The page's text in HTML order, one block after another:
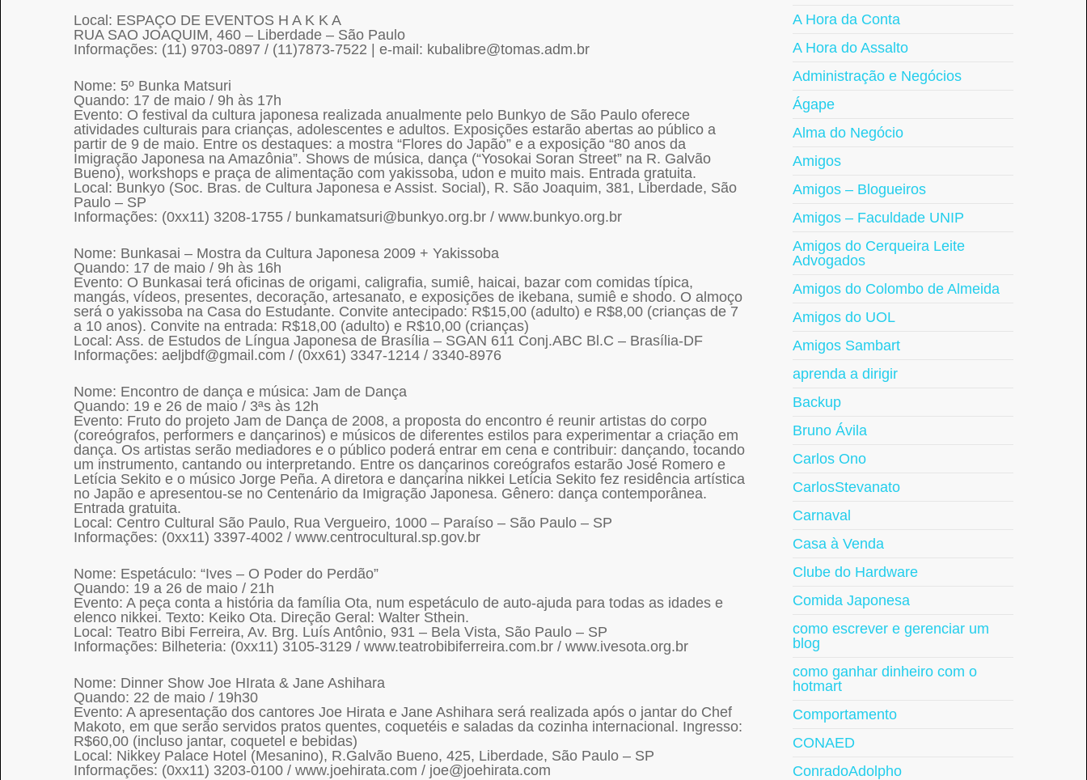
Local: ESPAÇO DE EVENTOS H A K K A
RUA SAO JOAQUIM, 460 – Liberdade – São Paulo
Informações: (11) 9703-0897 / (11)7873-7522 | e-mail: kubalibre@tomas.adm.br
Nome: 5º Bunka Matsuri
Quando: 17 de maio / 9h às 17h
Evento: O festival da cultura japonesa realizada anualmente pelo Bunkyo de São Paulo oferece
atividades culturais para crianças, adolescentes e adultos. Exposições estarão abertas ao público a
partir de 9 de maio. Entre os destaques: a mostra “Flores do Japão” e a exposição “80 anos da
Imigração Japonesa na Amazônia”. Shows de música, dança (“Yosokai Soran Street” na R. Galvão
Bueno), workshops e praça de alimentação com yakissoba, udon e muito mais. Entrada gratuita.
Local: Bunkyo (Soc. Bras. de Cultura Japonesa e Assist. Social), R. São Joaquim, 381, Liberdade, São
Paulo – SP
Informações: (0xx11) 3208-1755 / bunkamatsuri@bunkyo.org.br / www.bunkyo.org.br
Nome: Bunkasai – Mostra da Cultura Japonesa 2009 + Yakissoba
Quando: 17 de maio / 9h às 16h
Evento: O Bunkasai terá oficinas de origami, caligrafia, sumiê, haicai, bazar com comidas típica,
mangás, vídeos, presentes, decoração, artesanato, e exposições de ikebana, sumiê e shodo. O almoço
será o yakissoba na Casa do Estudante. Convite antecipado: R$15,00 (adulto) e R$8,00 (crianças de 7
a 10 anos). Convite na entrada: R$18,00 (adulto) e R$10,00 (crianças)
Local: Ass. de Estudos de Língua Japonesa de Brasília – SGAN 611 Conj.ABC Bl.C – Brasília-DF
Informações: aeljbdf@gmail.com / (0xx61) 3347-1214 / 3340-8976
Nome: Encontro de dança e música: Jam de Dança
Quando: 19 e 26 de maio / 3ªs às 12h
Evento: Fruto do projeto Jam de Dança de 2008, a proposta do encontro é reunir artistas do corpo
(coreógrafos, performers e dançarinos) e músicos de diferentes estilos para experimentar a criação em
dança. Os artistas serão mediadores e o público poderá entrar em cena e contribuir: dançando, tocando
um instrumento, cantando ou interpretando. Entre os dançarinos coreógrafos estarão José Romero e
Letícia Sekito e o músico Jorge Peña. A diretora e dançarina nikkei Letícia Sekito fez residência artística
no Japão e apresentou-se no Centenário da Imigração Japonesa. Gênero: dança contemporânea.
Entrada gratuita.
Local: Centro Cultural São Paulo, Rua Vergueiro, 1000 – Paraíso – São Paulo – SP
Informações: (0xx11) 3397-4002 / www.centrocultural.sp.gov.br
Nome: Espetáculo: “Ives – O Poder do Perdão”
Quando: 19 a 26 de maio / 21h
Evento: A peça conta a história da família Ota, num espetáculo de auto-ajuda para todas as idades e
elenco nikkei. Texto: Keiko Ota. Direção Geral: Walter Sthein.
Local: Teatro Bibi Ferreira, Av. Brg. Luís Antônio, 931 – Bela Vista, São Paulo – SP
Informações: Bilheteria: (0xx11) 3105-3129 / www.teatrobibiferreira.com.br / www.ivesota.org.br
Nome: Dinner Show Joe HIrata & Jane Ashihara
Quando: 22 de maio / 19h30
Evento: A apresentação dos cantores Joe Hirata e Jane Ashihara será realizada após o jantar do Chef
Makoto, em que serão servidos pratos quentes, coquetéis e saladas da cozinha internacional. Ingresso:
R$60,00 (incluso jantar, coquetel e bebidas)
Local: Nikkey Palace Hotel (Mesanino), R.Galvão Bueno, 425, Liberdade, São Paulo – SP
Informações: (0xx11) 3203-0100 / www.joehirata.com / joe@joehirata.com
A Hora da Conta
A Hora do Assalto
Administração e Negócios
Ágape
Alma do Negócio
Amigos
Amigos – Blogueiros
Amigos – Faculdade UNIP
Amigos do Cerqueira Leite
Advogados
Amigos do Colombo de Almeida
Amigos do UOL
Amigos Sambart
aprenda a dirigir
Backup
Bruno Ávila
Carlos Ono
CarlosStevanato
Carnaval
Casa à Venda
Clube do Hardware
Comida Japonesa
como escrever e gerenciar um
blog
como ganhar dinheiro com o
hotmart
Comportamento
CONAED
ConradoAdolpho